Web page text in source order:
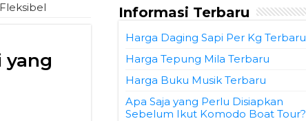
yang
Informasi Terbaru
Harga Daging Sapi Per Kg Terbaru
Harga Tepung Mila Terbaru
Harga Buku Musik Terbaru
Apa Saja yang Perlu Disiapkan
Sebelum Ikut Komodo Boat Tour?